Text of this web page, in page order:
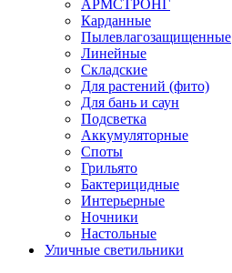
АРМСТРОНГ
Карданные
Пылевлагозащищенные
Линейные
Складские
Для растений (фито)
Для бань и саун
Подсветка
Аккумуляторные
Споты
Грильято
Бактерицидные
Интерьерные
Ночники
Настольные
Уличные светильники